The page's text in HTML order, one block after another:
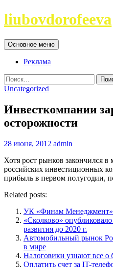
Перейти
к
liubovdorofeeva
Поиск
Основное меню
Реклама
Найти:
Uncategorized
Инвесткомпании
осторожности
28 июня, 2012 admin
Хотя рост рынков закончился
российских инвестиционных
прибыль в первом полугодии,
Related posts:
УК «Финам Менеджмент»
«Сколково»
развития до 2020 г.
Автомобильный рынок
в мире
Налоговики узнают все о
Оплатить счет за IT-